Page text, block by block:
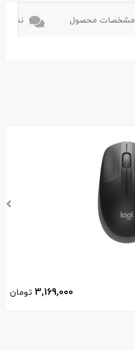
مشخصات محصول نظرات
3,169,000 تومان